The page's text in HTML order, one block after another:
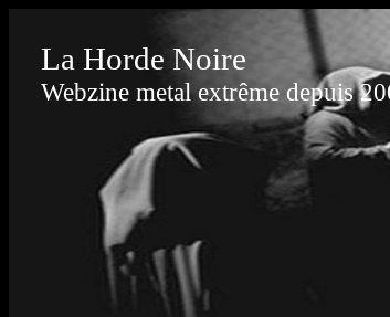
La Horde Noire
Webzine metal extrême depuis